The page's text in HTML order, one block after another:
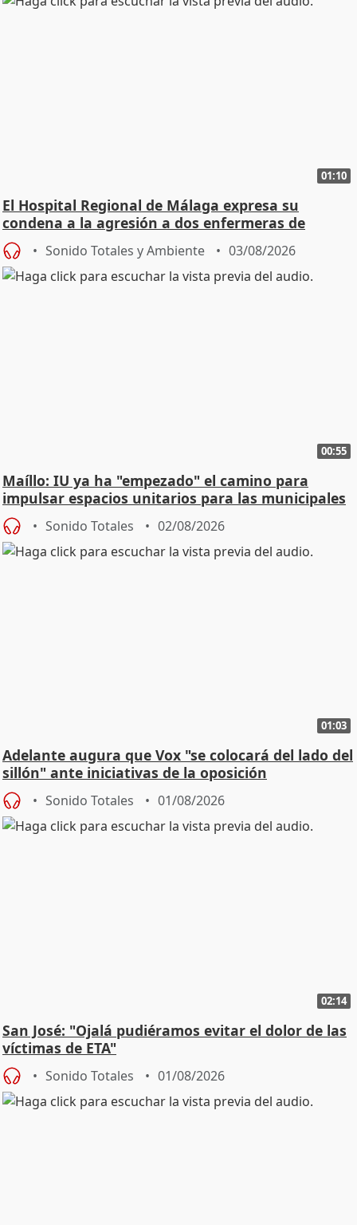
01:10
El Hospital Regional de Málaga expresa su
condena a la agresión a dos enfermeras de
Urgencias
Sonido Totales y Ambiente 03/08/2026
00:55
Maíllo: IU ya ha "empezado" el camino para
impulsar espacios unitarios para las municipales
Sonido Totales 02/08/2026
01:03
Adelante augura que Vox "se colocará del lado del
sillón" ante iniciativas de la oposición
Sonido Totales 01/08/2026
02:14
San José: "Ojalá pudiéramos evitar el dolor de las
víctimas de ETA"
Sonido Totales 01/08/2026